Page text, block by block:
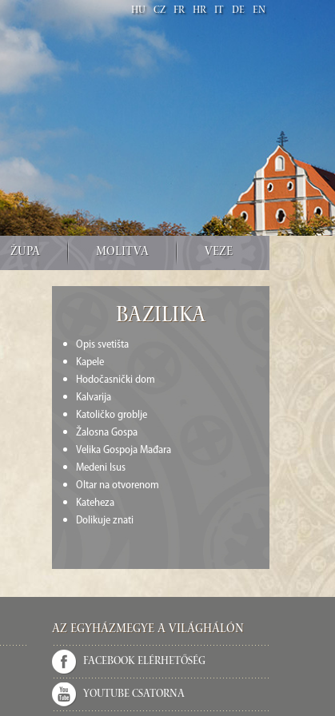
HU CZ FR HR IT DE EN
ŽUPA MOLITVA VEZE
Bazilika
Opis svetišta
Kapele
Hodočasnički dom
Kalvarija
Katoličko groblje
Žalosna Gospa
Velika Gospoja Mađara
Medeni Isus
Oltar na otvorenom
Kateheza
Dolikuje znati
Az Egyházmegye a világhálón
Facebook elérhetőség
Youtube csatorna